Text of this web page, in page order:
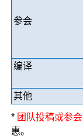
参会
编译
其他
* 团队投稿或参会
惠。